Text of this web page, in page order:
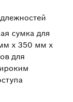
сумка для
x 350 мм x
для